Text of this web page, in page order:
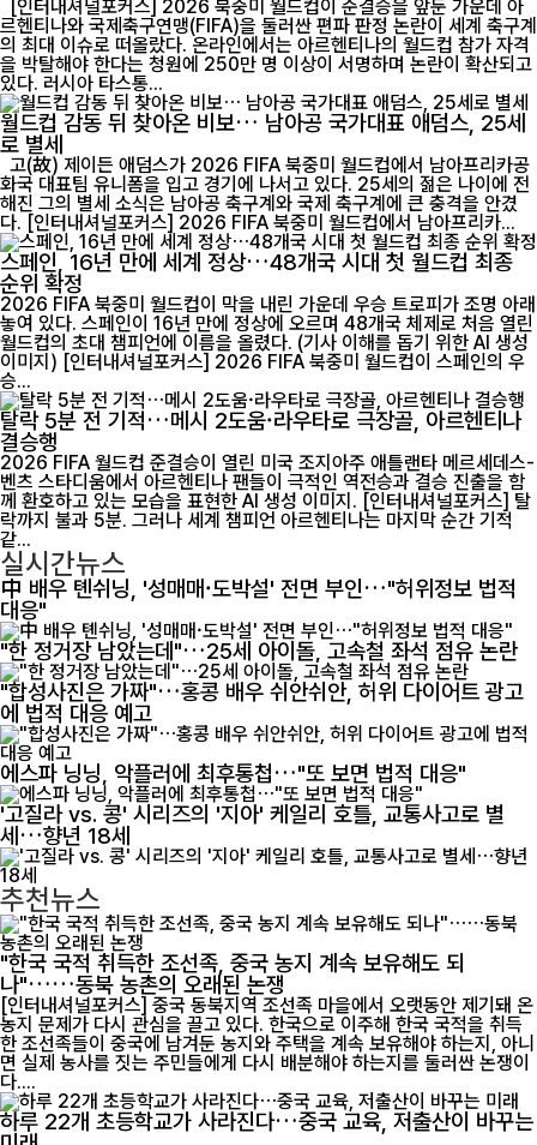
[인터내셔널포커스] 2026 북중미 월드컵이 준결승을 앞둔 가운데 아
르헨티나와 국제축구연맹(FIFA)을 둘러싼 편파 판정 논란이 세계 축구계
의 최대 이슈로 떠올랐다. 온라인에서는 아르헨티나의 월드컵 참가 자격
을 박탈해야 한다는 청원에 250만 명 이상이 서명하며 논란이 확산되고
있다. 러시아 타스통...
월드컵 감동 뒤 찾아온 비보… 남아공 국가대표 애덤스, 25세
로 별세
화국 대표팀 유니폼을 입고 경기에 나서고 있다. 25세의 젊은 나이에 전
해진 그의 별세 소식은 남아공 축구계와 국제 축구계에 큰 충격을 안겼
다. [인터내셔널포커스] 2026 FIFA 북중미 월드컵에서 남아프리카...
스페인, 16년 만에 세계 정상…48개국 시대 첫 월드컵 최종
순위 확정
2026 FIFA 북중미 월드컵이 막을 내린 가운데 우승 트로피가 조명 아래
놓여 있다. 스페인이 16년 만에 정상에 오르며 48개국 체제로 처음 열린
월드컵의 초대 챔피언에 이름을 올렸다. (기사 이해를 돕기 위한 AI 생성
이미지) [인터내셔널포커스] 2026 FIFA 북중미 월드컵이 스페인의 우
승...
탈락 5분 전 기적…메시 2도움·라우타로 극장골, 아르헨티나
결승행
2026 FIFA 월드컵 준결승이 열린 미국 조지아주 애틀랜타 메르세데스-
벤츠 스타디움에서 아르헨티나 팬들이 극적인 역전승과 결승 진출을 함
께 환호하고 있는 모습을 표현한 AI 생성 이미지. [인터내셔널포커스] 탈
락까지 불과 5분. 그러나 세계 챔피언 아르헨티나는 마지막 순간 기적
같...
실시간뉴스
中 배우 톈쉬닝, '성매매·도박설' 전면 부인…"허위정보 법적
대응"
"한 정거장 남았는데"…25세 아이돌, 고속철 좌석 점유 논란
"합성사진은 가짜"…홍콩 배우 쉬안쉬안, 허위 다이어트 광고
에 법적 대응 예고
에스파 닝닝, 악플러에 최후통첩…"또 보면 법적 대응"
'고질라 vs. 콩' 시리즈의 '지아' 케일리 호틀, 교통사고로 별
세…향년 18세
추천뉴스
"한국 국적 취득한 조선족, 중국 농지 계속 보유해도 되
나"……동북 농촌의 오래된 논쟁
[인터내셔널포커스] 중국 동북지역 조선족 마을에서 오랫동안 제기돼 온
농지 문제가 다시 관심을 끌고 있다. 한국으로 이주해 한국 국적을 취득
한 조선족들이 중국에 남겨둔 농지와 주택을 계속 보유해야 하는지, 아니
면 실제 농사를 짓는 주민들에게 다시 배분해야 하는지를 둘러싼 논쟁이
다....
하루 22개 초등학교가 사라진다…중국 교육, 저출산이 바꾸는